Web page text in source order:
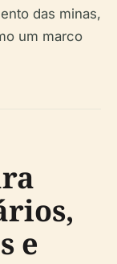
das minas,
um marco
e